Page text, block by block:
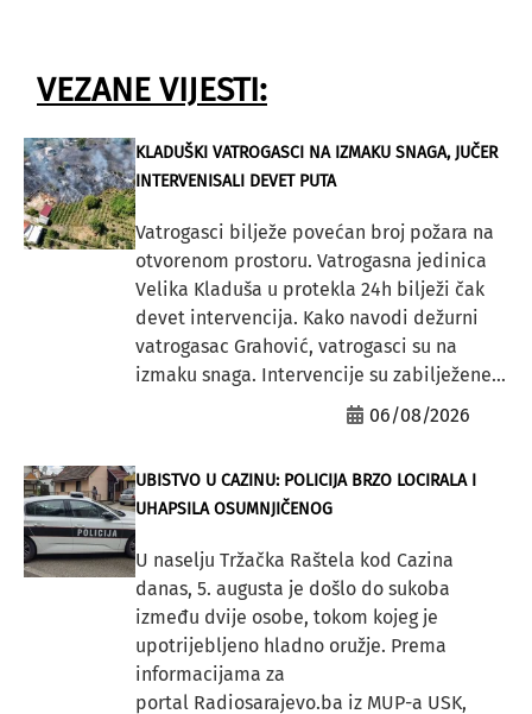
VEZANE VIJESTI:
KLADUŠKI VATROGASCI NA IZMAKU SNAGA, JUČER
INTERVENISALI DEVET PUTA
Vatrogasci bilježe povećan broj požara na
otvorenom prostoru. Vatrogasna jedinica
Velika Kladuša u protekla 24h bilježi čak
devet intervencija. Kako navodi dežurni
vatrogasac Grahović, vatrogasci su na
izmaku snaga. Intervencije su zabilježene...
06/08/2026
UBISTVO U CAZINU: POLICIJA BRZO LOCIRALA I
UHAPSILA OSUMNJIČENOG
U naselju Tržačka Raštela kod Cazina
danas, 5. augusta je došlo do sukoba
između dvije osobe, tokom kojeg je
upotrijebljeno hladno oružje. Prema
informacijama za
portal Radiosarajevo.ba iz MUP-a USK,